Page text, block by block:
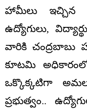
హామీలు ఇచ్చిన
ఉద్యోగులు,
వారికి చంద్రబాబు
కూటమి
ఒక్కొక్కటిగా అమలు
ప్రభుత్వం..